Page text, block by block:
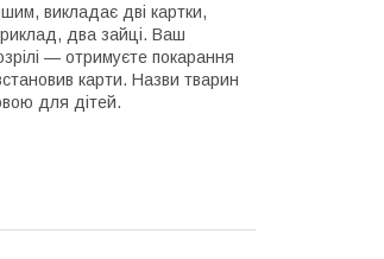
викладає дві картки,
два зайці. Ваш
— отримуєте покарання
карти. Назви тварин
для дітей.